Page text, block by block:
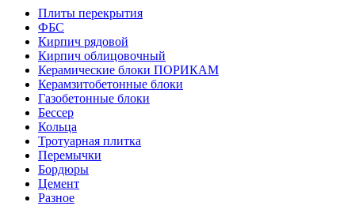
Плиты перекрытия
ФБС
Кирпич рядовой
Кирпич облицовочный
Керамические блоки ПОРИКАМ
Керамзитобетонные блоки
Газобетонные блоки
Бессер
Кольца
Тротуарная плитка
Перемычки
Бордюры
Цемент
Разное